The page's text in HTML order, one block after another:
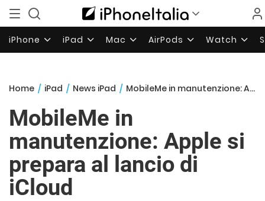
iPhone iPad Mac AirPods Watch
Home / iPad / News iPad / MobileMe in manutenzione: Apple si prepara al lancio di iCloud
MobileMe in
manutenzione: Apple si
prepara al lancio di
iCloud